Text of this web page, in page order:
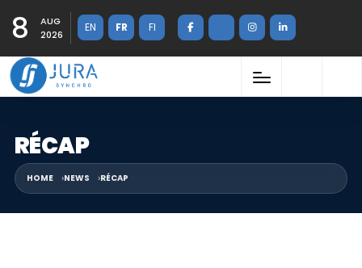
8
AUG
2026
EN FR FI
RÉCAP
HOME NEWS RÉCAP